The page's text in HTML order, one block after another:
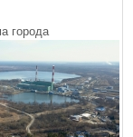
города